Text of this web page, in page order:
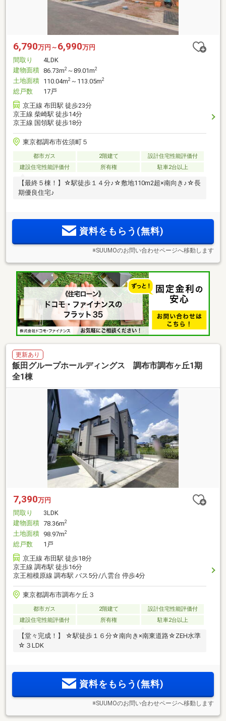
6,790万円～ 6,990万円
間取り
4LDK
建物面積 86.73m2 ～89.01m2
土地面積 110.04m2 ～113.05m2
総戸数
17戸
京王線 布田駅 徒歩23分
京王線 柴崎駅 徒歩14分
京王線 国領駅 徒歩18分
東京都調布市佐須町５
都市ガス 2階建て
設計住宅性能評価付
建設住宅性能評価付
所有権 駐車2台以上
【最終５棟！】☆駅徒歩１４分♪☆敷地110m2超×南向き♪☆長
期優良住宅♪
資料をもらう(無料)
※SUUMOのお問い合わせページへ移動します
更新あり
飯田グループホールディングス 調布市調布ヶ丘1期
全1棟
7,390万円
間取り
3LDK
建物面積 78.36m2
土地面積 98.97m2
総戸数
1戸
京王線 布田駅 徒歩18分
京王線 調布駅 徒歩16分
京王相模原線 調布駅 バス5分/八雲台 停歩4分
東京都調布市調布ケ丘３
都市ガス 2階建て
設計住宅性能評価付
建設住宅性能評価付
所有権 駐車2台以上
【堂々完成！】 ☆駅徒歩１６分☆南向き×南東道路☆ZEH水準
☆３LDK
資料をもらう(無料)
※SUUMOのお問い合わせページへ移動します